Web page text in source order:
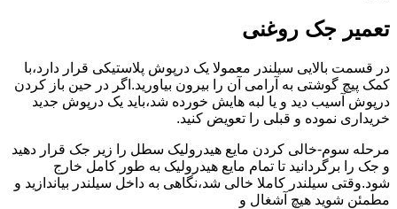
تعمیر جک روغنی
در قسمت بالایی سیلندر معمولا یک درپوش پلاستیکی قرار دارد،با
کمک پیچ گوشتی به آرامی آن را بیرون بیاورید.اگر در حین باز کردن
درپوش آسیب دید و یا لبه هایش خورده شد،باید یک درپوش جدید
خریداری نموده و قبلی را تعویض کنید.
مرحله سوم-خالی کردن مایع هیدرولیک سطل را زیر جک قرار دهید
و جک را برگردانید تا تمام مایع هیدرولیک به طور کامل خارج
شود.وقتی سیلندر کاملا خالی شد،نگاهی به داخل سیلندر بیاندازید و
مطمئن شوید هیچ آشغال و